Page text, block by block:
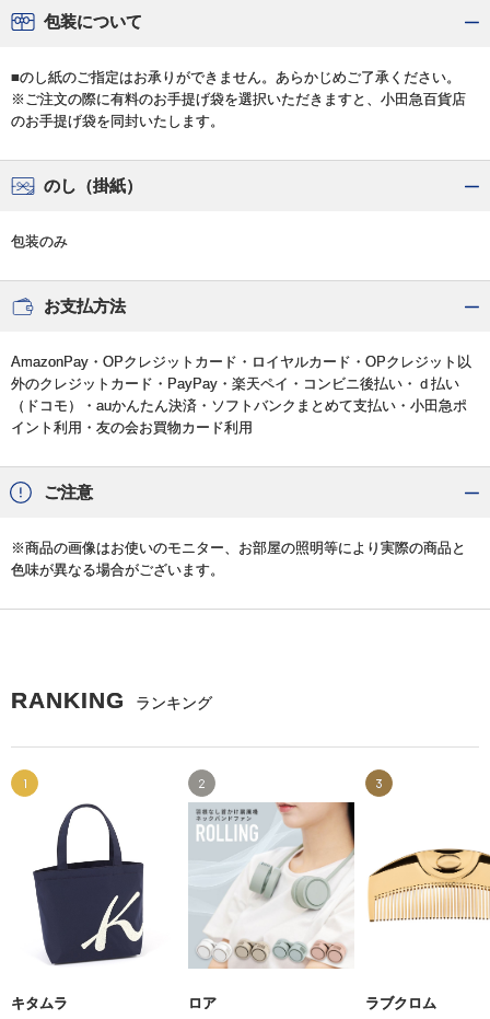
包装について
■のし紙のご指定はお承りができません。あらかじめご了承ください。
※ご注文の際に有料のお手提げ袋を選択いただきますと、小田急百貨店
のお手提げ袋を同封いたします。
のし（掛紙）
包装のみ
お支払方法
AmazonPay・OPクレジットカード・ロイヤルカード・OPクレジット以
外のクレジットカード・PayPay・楽天ペイ・コンビニ後払い・ｄ払い
（ドコモ）・auかんたん決済・ソフトバンクまとめて支払い・小田急ポ
イント利用・友の会お買物カード利用
ご注意
※商品の画像はお使いのモニター、お部屋の照明等により実際の商品と
色味が異なる場合がございます。
RANKING ランキング
1
キタムラ
2
ロア
3
ラブクロム